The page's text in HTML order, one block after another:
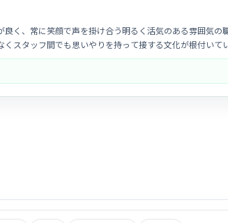
く、常に笑顔で声を掛け合う明るく活気のある雰囲気の職
スタッフ間でも思いやりを持って接する文化が根付いてい
質問しやすく、中途入職の方も安心して馴染める温かさ